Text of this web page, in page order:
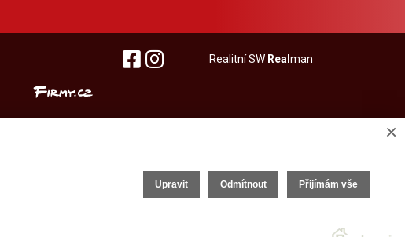
Realitní SW Real man
×
Upravit Odmítnout Přijímám vše